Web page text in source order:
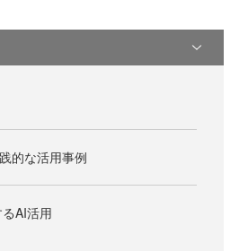
的な活用事例
AI活用